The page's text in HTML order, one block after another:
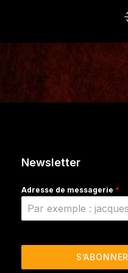
Newsletter
Adresse de messagerie *
S’ABONNER